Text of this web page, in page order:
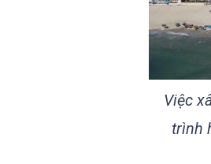
Việc
trình